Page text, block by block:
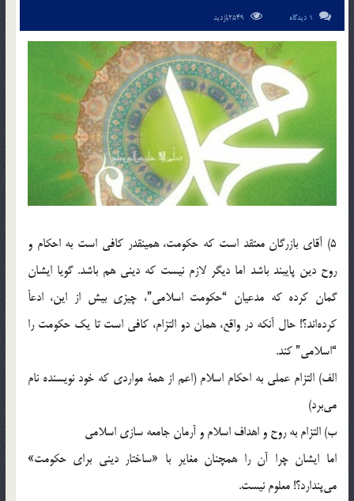
1 دیدگاه
5) آقای‌ بازرگان‌ معتقد است‌ که‌ حکومت، همینقدر کافی‌ است‌ به‌ احکام‌ و
روح‌ دین‌ پایبند باشد اما دیگر لازم‌ نیست‌ که‌ دینی‌ هم‌ باشد. گویا ایشان‌
گمان‌ کرده‌ که‌ مد‌عیان‌ “حکومت‌ اسلامی”، چیزی‌ بیش‌ از این، اد‌عأ
کرده‌اند؟! حال‌ آنکه‌ در واقع، همان‌ دو التزام، کافی‌ است‌ تا یک‌ حکومت‌ را
“اسلامی” کند.
الف) التزام‌ عملی‌ به‌ احکام‌ اسلام‌ (اعم‌ از همة‌ مواردی‌ که‌ خود نویسنده‌ نام‌
می‌برد)
ب) التزام‌ به‌ روح‌ و اهداف‌ اسلام‌ و آرمان‌ جامعه‌ سازی‌ اسلامی‌
اما ایشان‌ چرا آن‌ را همچنان‌ مغایر با «ساختار دینی‌ برای‌ حکومت»
می‌پندارد؟! معلوم‌ نیست.